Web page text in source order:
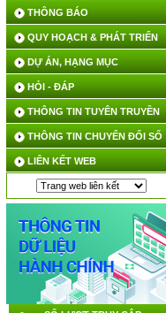
THÔNG BÁO
QUY HOẠCH & PHÁT TRIỂN
DỰ ÁN, HẠNG MỤC
HỎI - ĐÁP
THÔNG TIN TUYÊN TRUYỀN
THÔNG TIN CHUYỂN ĐỔI SỐ
LIÊN KẾT WEB